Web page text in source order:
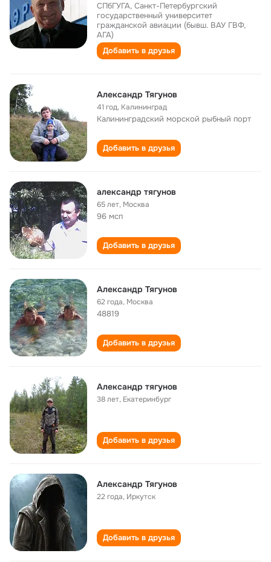
СПбГУГА, Санкт-Петербургский
государственный университет
гражданской авиации (бывш. ВАУ ГВФ,
АГА)
Добавить в друзья
Александр Тягунов
41 год, Калининград
Калининградский морской рыбный порт
Добавить в друзья
александр тягунов
65 лет, Москва
96 мсп
Добавить в друзья
Александр Тягунов
62 года, Москва
48819
Добавить в друзья
Александр тягунов
38 лет, Екатеринбург
Добавить в друзья
Александр Тягунов
22 года, Иркутск
Добавить в друзья